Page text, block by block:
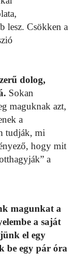
lesz. Csökken a
dolog,
Sokan
maguknak azt,
a
tudják, mi
hogy mit
a
magunkat a
a saját
el egy
be egy pár óra